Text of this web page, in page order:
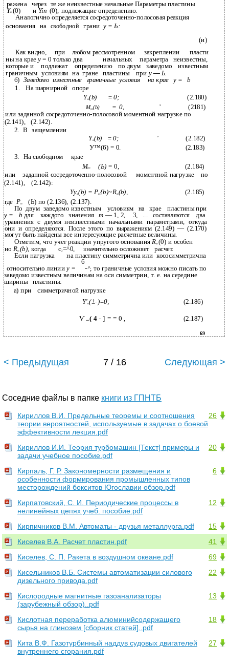
ражена через те же неизвестные начальные Параметры пластины
Yт (0) и Yin (0), подлежащие определению.
Аналогично определяется сосредоточенно-полосовая реакция
основания на свободной грани у = Ь:
(и)
Как видно, при любом рассмотренном закреплении пласти­
ны на краеу= 0 только два начальных параметра
неизвестны,
которые и
подлежат определению по двум заведомо известным
граничным условиям на гране пластины при у— Ь.
б) Заведомо известные граничные условия на крае у =
b
1.
На шарнирной
опоре
Ym(b) = 0; (2.180)
Mym(b) = 0, '
(2181)
или заданной сосредоточенно-полосовой моментной нагрузке по
(2.141),
(2.142).
2.
В
защемлении
Ym(b) = 0; '
(2.182)
У™(6) = 0.
(2.183)
3.
На свободном
крае
Мут (Ь)= 0,
(2.184)
или
заданной сосредоточенно-полосовой моментной нагрузке
по
(2.141),
(2.142):
Yym(b) = Pm{b)~Rm(b), (2.185)
где Рт
(Ь) по (2.136), (2.137).
условиям
на крае пластины при
По двум заведомо известным
у =
b для каждого значения m— 1, 2, 3, ... составляются
два
уравнения с двумя неизвестными начальными параметрами, откуда
они и определяются. После этого по выражениям (2.149) — (2.170)
могут быть найдены все интересующие расчетные величины.
Отметим, что учет реакции упругого основанияRm (0) и особен­
но Rm (b),когда с2=^0, значительно осложняет расчет.
Если нагрузка на пластину симметрична или кососимметрична
6
относительно линииу = -^, то граничные условия можно писать по
заведомо известным величинам на оси симметрии, т. е. на середине
ширины
пластины:
а) при
симметричной нагрузке
Y'm(±-)=0; (2.186)
Ѵ и т( 4- ] = = 0 , (2.187)
69
< Предыдущая 7 / 16 Следующая >
Соседние файлы в папке книги из ГПНТБ
26
Кириллов В.И. Предельные теоремы и соотношения
теории вероятностей, используемые в задачах о боевой
эффективности лекция.pdf
20
Кириллов И.И. Теория турбомашин [Текст] примеры и
задачи учебное пособие.pdf
6
Кирпаль, Г. Р. Закономерности размещения и
особенности формирования промышленных типов
месторождений бокситов Югославии обзор.pdf
12
Кирпатовский, С. И. Периодические процессы в
нелинейных цепях учеб. пособие.pdf
15
Кирпичников В.М. Автоматы - друзья металлурга.pdf
41
Киселев В.А. Расчет пластин.pdf
69
Киселев, С. П. Ракета в воздушном океане.pdf
22
Кисельников В.Б. Системы автоматизации силового
дизельного привода.pdf
13
Кислородные магнитные газоанализаторы
(зарубежный обзор)..pdf
18
Кислотная переработка алюминийсодержащего
сырья на глинозем [сборник статей]..pdf
27
Кита В.Ф. Газотурбинный наддув судовых двигателей
внутреннего сгорания.pdf